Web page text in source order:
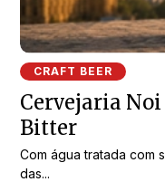
CRAFT BEER
Cervejaria
Bitter
Com água tratada com
das...